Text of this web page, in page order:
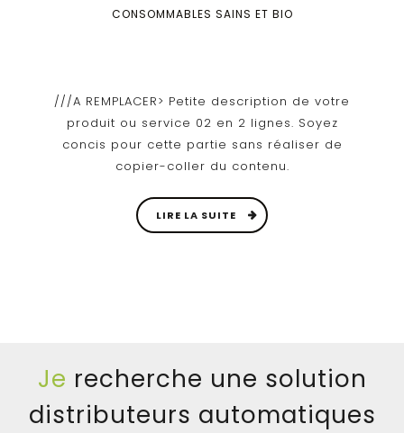
CONSOMMABLES SAINS ET BIO
///A REMPLACER> Petite description de votre
produit ou service 02 en 2 lignes. Soyez
concis pour cette partie sans réaliser de
copier-coller du contenu.
LIRE LA SUITE
Je recherche une solution
distributeurs automatiques